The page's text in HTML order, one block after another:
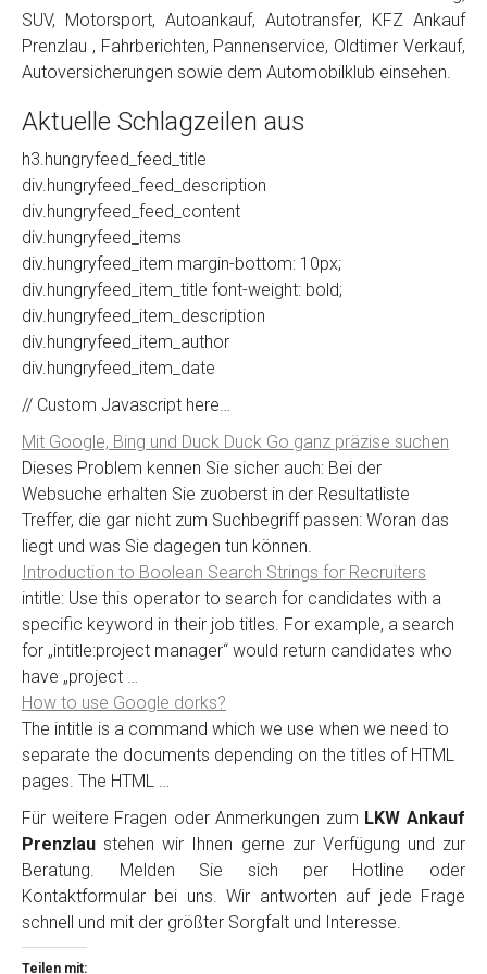
SUV, Motorsport, Autoankauf, Autotransfer, KFZ Ankauf
Prenzlau , Fahrberichten, Pannenservice, Oldtimer Verkauf,
Autoversicherungen sowie dem Automobilklub einsehen.
Aktuelle Schlagzeilen aus
h3.hungryfeed_feed_title
div.hungryfeed_feed_description
div.hungryfeed_feed_content
div.hungryfeed_items
div.hungryfeed_item margin-bottom: 10px;
div.hungryfeed_item_title font-weight: bold;
div.hungryfeed_item_description
div.hungryfeed_item_author
div.hungryfeed_item_date
// Custom Javascript here…
Mit Google, Bing und Duck Duck Go ganz präzise suchen
Dieses Problem kennen Sie sicher auch: Bei der
Websuche erhalten Sie zuoberst in der Resultatliste
Treffer, die gar nicht zum Suchbegriff passen: Woran das
liegt und was Sie dagegen tun können.
Introduction to Boolean Search Strings for Recruiters
intitle: Use this operator to search for candidates with a
specific keyword in their job titles. For example, a search
for „intitle:project manager“ would return candidates who
have „project …
How to use Google dorks?
The intitle is a command which we use when we need to
separate the documents depending on the titles of HTML
pages. The HTML …
Für weitere Fragen oder Anmerkungen zum LKW Ankauf
Prenzlaustehen wir Ihnen gerne zur Verfügung und zur
Beratung. Melden Sie sich per Hotline oder
Kontaktformular bei uns. Wir antworten auf jede Frage
schnell und mit der größter Sorgfalt und Interesse.
Teilen mit: